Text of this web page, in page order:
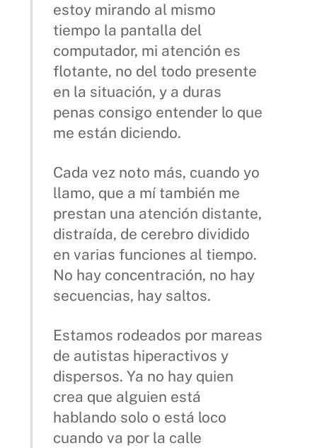
estoy mirando al mismo
tiempo la pantalla del
computador, mi atención es
flotante, no del todo presente
en la situación, y a duras
penas consigo entender lo que
me están diciendo.
Cada vez noto más, cuando yo
llamo, que a mí también me
prestan una atención distante,
distraída, de cerebro dividido
en varias funciones al tiempo.
No hay concentración, no hay
secuencias, hay saltos.
Estamos rodeados por mareas
de autistas hiperactivos y
dispersos. Ya no hay quien
crea que alguien está
hablando solo o está loco
cuando va por la calle